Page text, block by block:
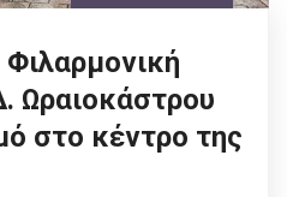
Ωραιοκάστρου
στο κέντρο της